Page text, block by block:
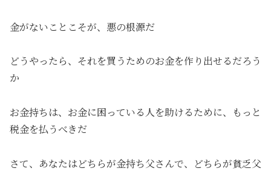
金がないことこそが、悪の根源だ
どうやったら、それを買うためのお金を作り出せるだろう
か
お金持ちは、お金に困っている人を助けるために、もっと
税金を払うべきだ
さて、あなたはどちらが金持ち父さんで、どちらが貧乏父